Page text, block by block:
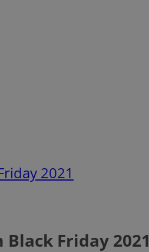
2021
Friday 2021